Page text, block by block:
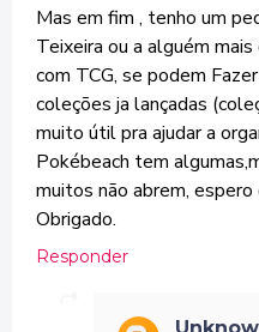
Mas em fim , tenho um
Teixeira ou a alguém
com TCG, se podem
coleções ja lançadas
muito útil pra ajudar a
Pokébeach tem
muitos não abrem,
Obrigado.
Responder